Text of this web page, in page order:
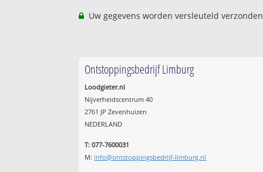
Uw gegevens worden versleuteld
Ontstoppingsbedrijf Limburg
Loodgieter.nl
Nijverheidscentrum 40
2761 JP Zevenhuizen
NEDERLAND
T: 077-7600031
M: info@ontstoppingsbedrijf-limburg.nl